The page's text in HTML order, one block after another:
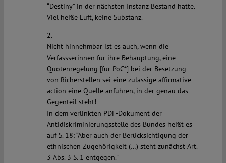
“Destiny” in der nächsten Instanz Bestand hatte.
Viel heiße Luft, keine Substanz.
2.
Nicht hinnehmbar ist es auch, wenn die
Verfassserinnen für ihre Behauptung, eine
Quotenregelung [für PoC*] bei der Besetzung
von Richerstellen sei eine zulässige affirmative
action eine Quelle anführen, in der genau das
Gegenteil steht!
In dem verlinkten PDF-Dokument der
Antidiskriminierungsstelle des Bundes heißt es
auf S. 18: “Aber auch der Berücksichtigung der
ethnischen Zugehörigkeit (…) steht zunächst Art.
3 Abs. 3 S. 1 entgegen.”